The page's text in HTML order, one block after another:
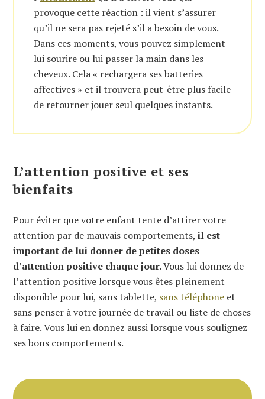
provoque cette réaction : il vient s’assurer
qu’il ne sera pas rejeté s’il a besoin de vous.
Dans ces moments, vous pouvez simplement
lui sourire ou lui passer la main dans les
cheveux. Cela « rechargera ses batteries
affectives » et il trouvera peut-être plus facile
de retourner jouer seul quelques instants.
L’attention positive et ses
bienfaits
Pour éviter que votre enfant tente d’attirer votre
attention par de mauvais comportements, il est
important de lui donner de petites doses
d’attention positive chaque jour.Vous lui donnez de
l’attention positive lorsque vous êtes pleinement
disponible pour lui, sans tablette, sans téléphone et
sans penser à votre journée de travail ou liste de choses
à faire. Vous lui en donnez aussi lorsque vous soulignez
ses bons comportements.